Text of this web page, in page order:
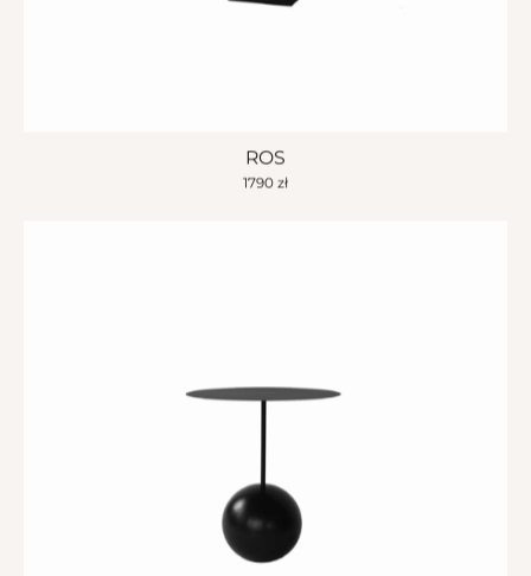
ROS
1790 zł